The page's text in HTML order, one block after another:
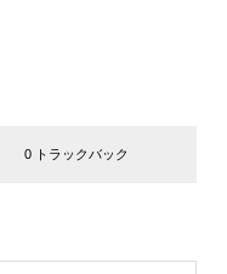
0 トラックバック